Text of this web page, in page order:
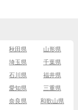
秋田県
山形県
埼玉県
千葉県
石川県
福井県
愛知県
三重県
奈良県
和歌山県